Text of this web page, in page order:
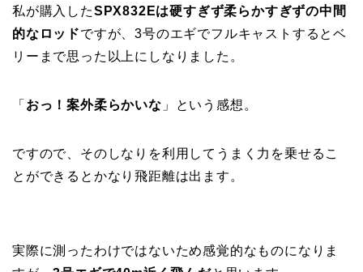
私が購入したSPX832Eは硬すぎず柔らかすぎずの中間
的なロッドですが、3号のエギでフルキャストするとベ
リーまで思った以上にしなりました。
「 おっ！案外柔らかいな 」という感想。
ですので、そのしなりを利用してうまく力を乗せるこ
とができるとかなり飛距離は出ます。
実際に測ったわけではないため感覚的なものになりま